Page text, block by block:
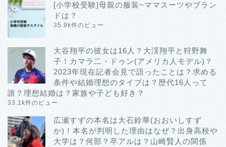
[小学校受験]母親の服装~ママスーツやブラン
ドは？
35.9k件のビュー
大谷翔平の彼女は16人？大渓翔平と狩野舞
子！カマラ二・ドゥン(アメリカ人モデル)？
2023年現在記者会見で語ったことは？求める
条件や結婚理想のタイプは？歴代16人って
誰？理想結婚は？家族や子ども好き？
33.1k件のビュー
広瀬すずの本名は大石鈴華(おおいしすず
か)！本名が判明した理由はなぜ？出身高校や
大学は？何部？卒アルは？山崎賢人の関係